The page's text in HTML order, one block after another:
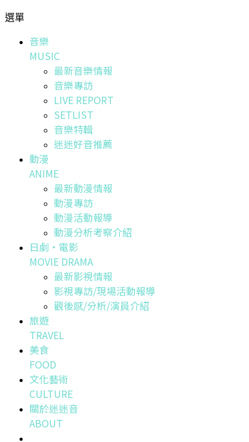
選單
音樂
MUSIC
最新音樂情報
音樂專訪
LIVE REPORT
SETLIST
音樂特輯
迷迷好音推薦
動漫
ANIME
最新動漫情報
動漫專訪
動漫活動報導
動漫分析考察介紹
日劇・電影
MOVIE DRAMA
最新影視情報
影視專訪/現場活動報導
觀後感/分析/演員介紹
旅遊
TRAVEL
美食
FOOD
文化藝術
CULTURE
關於迷迷音
ABOUT